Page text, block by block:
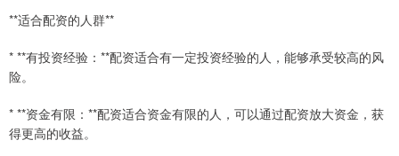
**适合配资的人群**
* **有投资经验：**配资适合有一定投资经验的人，能够承受较高的风
险。
* **资金有限：**配资适合资金有限的人，可以通过配资放大资金，获
得更高的收益。